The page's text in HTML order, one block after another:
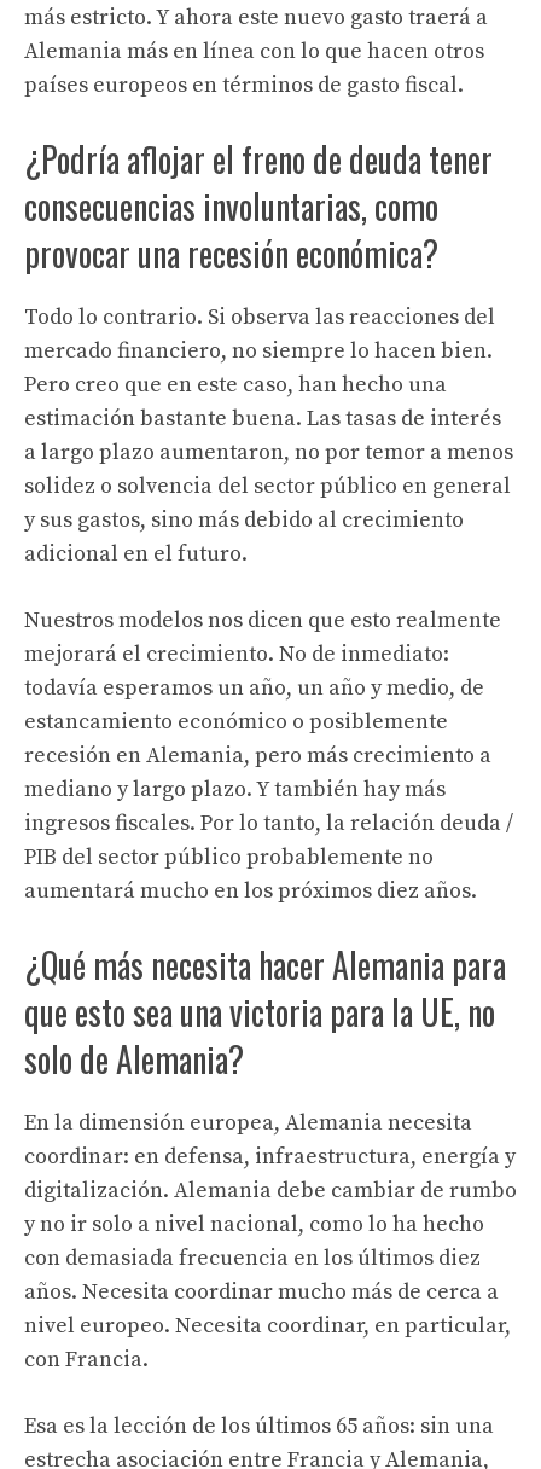
más estricto. Y ahora este nuevo gasto traerá a
Alemania más en línea con lo que hacen otros
países europeos en términos de gasto fiscal.
¿Podría aflojar el freno de deuda tener
consecuencias involuntarias, como
provocar una recesión económica?
Todo lo contrario. Si observa las reacciones del
mercado financiero, no siempre lo hacen bien.
Pero creo que en este caso, han hecho una
estimación bastante buena. Las tasas de interés
a largo plazo aumentaron, no por temor a menos
solidez o solvencia del sector público en general
y sus gastos, sino más debido al crecimiento
adicional en el futuro.
Nuestros modelos nos dicen que esto realmente
mejorará el crecimiento. No de inmediato:
todavía esperamos un año, un año y medio, de
estancamiento económico o posiblemente
recesión en Alemania, pero más crecimiento a
mediano y largo plazo. Y también hay más
ingresos fiscales. Por lo tanto, la relación deuda /
PIB del sector público probablemente no
aumentará mucho en los próximos diez años.
¿Qué más necesita hacer Alemania para
que esto sea una victoria para la UE, no
solo de Alemania?
En la dimensión europea, Alemania necesita
coordinar: en defensa, infraestructura, energía y
digitalización. Alemania debe cambiar de rumbo
y no ir solo a nivel nacional, como lo ha hecho
con demasiada frecuencia en los últimos diez
años. Necesita coordinar mucho más de cerca a
nivel europeo. Necesita coordinar, en particular,
con Francia.
Esa es la lección de los últimos 65 años: sin una
estrecha asociación entre Francia y Alemania,